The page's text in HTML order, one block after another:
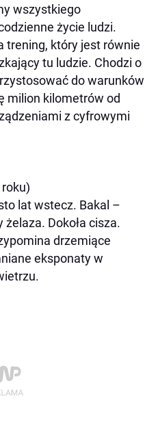
wszystkiego
życie ludzi.
trening, który jest równie
tu ludzie. Chodzi o
do warunków
milion kilometrów od
z cyfrowymi
lat wstecz. Bakal –
Dokoła cisza.
drzemiące
eksponaty w